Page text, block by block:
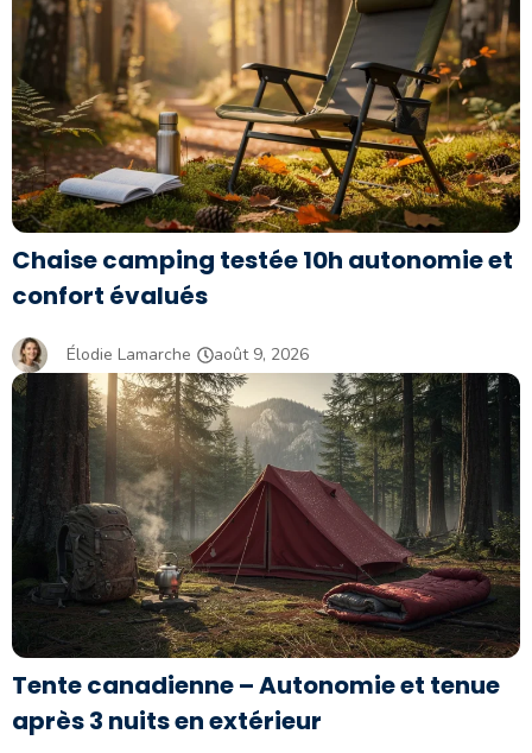
Chaise camping testée 10h autonomie et
confort évalués
Élodie Lamarche août 9, 2026
Tente canadienne – Autonomie et tenue
après 3 nuits en extérieur